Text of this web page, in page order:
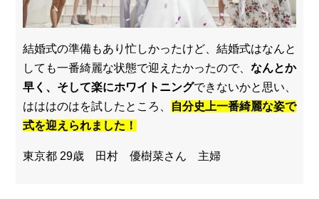
結婚式の準備もあり忙しかったけど、結婚式はなんと
しても一番綺麗な状態で迎えたかったので、 なんとか
早く、そして楽にホワイトニングできないかと思い、
はははのはを試したところ、
自分史上一番綺麗な姿で
式を迎えられました！
東京都 29歳 田村 優樹菜さん 主婦